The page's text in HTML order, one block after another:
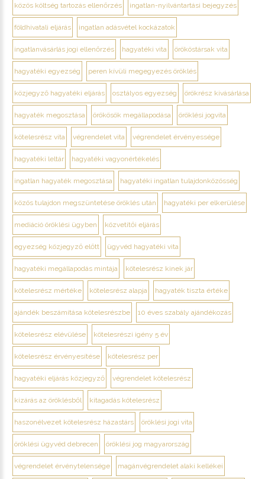
közös költség tartozás ellenőrzés ingatlan-nyilvántartási bejegyzés
földhivatali eljárás ingatlan adásvétel kockázatok
ingatlanvásárlás jogi ellenőrzés hagyatéki vita örököstársak vita
hagyatéki egyezség peren kívüli megegyezés öröklés
közjegyző hagyatéki eljárás osztályos egyezség örökrész kivásárlása
hagyaték megosztása örökösök megállapodása öröklési jogvita
kötelesrész vita végrendelet vita végrendelet érvényessége
hagyatéki leltár hagyatéki vagyonértékelés
ingatlan hagyaték megosztása hagyatéki ingatlan tulajdonközösség
közös tulajdon megszüntetése öröklés után hagyatéki per elkerülése
mediáció öröklési ügyben közvetítői eljárás
egyezség közjegyző előtt ügyvéd hagyatéki vita
hagyatéki megállapodás mintája kötelesrész kinek jár
kötelesrész mértéke kötelesrész alapja hagyaték tiszta értéke
ajándék beszámítása kötelesrészbe 10 éves szabály ajándékozás
kötelesrész elévülése kötelesrészi igény 5 év
kötelesrész érvényesítése kötelesrész per
hagyatéki eljárás közjegyző végrendelet kötelesrész
kizárás az öröklésből kitagadás kötelesrész
haszonélvezet kötelesrész házastárs öröklési jogi vita
öröklési ügyvéd debrecen öröklési jog magyarország
végrendelet érvénytelensége magánvégrendelet alaki kellékei